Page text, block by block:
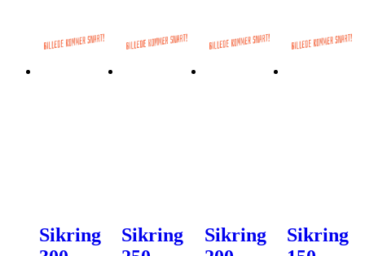
Sikring
Sikring
Sikring
Sikring